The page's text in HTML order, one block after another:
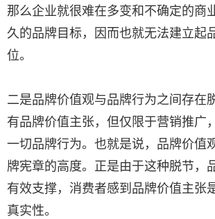
那么企业就很难在多变和不确定的商
久的品牌目标，因而也就无法建立起
位。
二是品牌价值观与品牌行为之间存在
有品牌价值主张，但仅限于营销推广
一切品牌行为。也就是说，品牌价值
牌宪章的高度。正是由于这种脱节，
有效支撑，消费者感到品牌价值主张
真实性。